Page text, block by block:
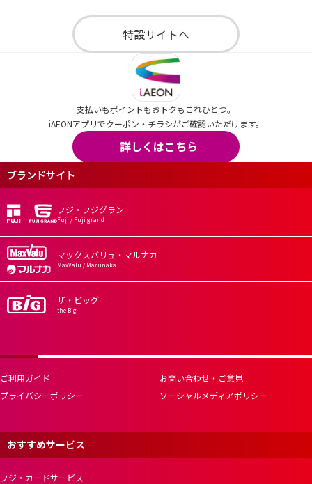
特設サイトへ
支払いもポイントもおトクもこれひとつ。
iAEONアプリでクーポン・チラシがご確認いただけます。
詳しくはこちら
ブランドサイト
フジ・フジグラン
Fuji / Fuji grand
マックスバリュ・マルナカ
MaxValu / Marunaka
ザ・ビッグ
the Big
ご利用ガイド
お問い合わせ・ご意見
プライバシーポリシー
ソーシャルメディアポリシー
おすすめサービス
フジ・カードサービス